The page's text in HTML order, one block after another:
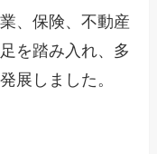
、保険、不動産
を踏み入れ、多
展しました。